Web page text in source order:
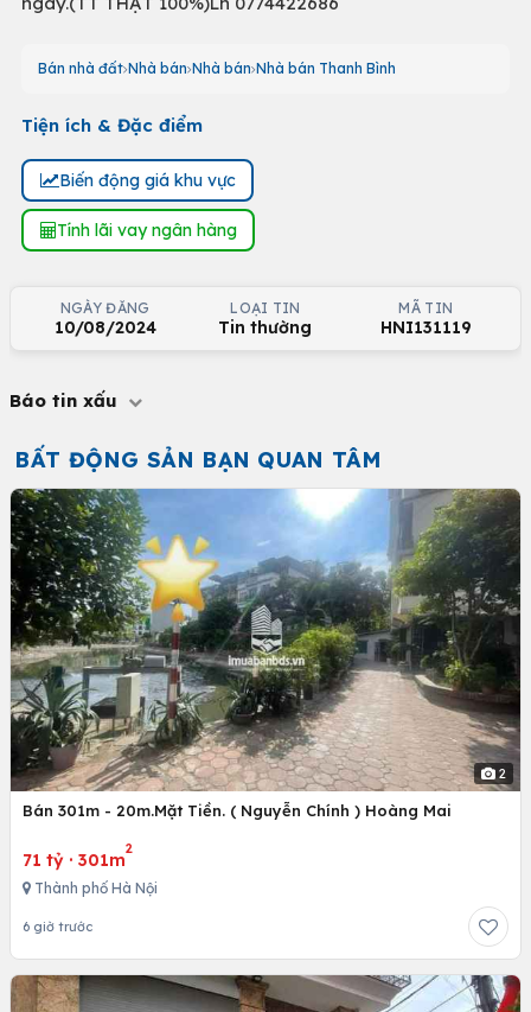
Bán nhà đất Nhà bán Nhà bán Nhà bán Thanh Bình
Tiện ích & Đặc điểm
Biến động giá khu vực
Tính lãi vay ngân hàng
NGÀY ĐĂNG
10/08/2024
LOẠI TIN
Tin thường
MÃ TIN
HNI131119
Báo tin xấu
BẤT ĐỘNG SẢN BẠN QUAN TÂM
2
Bán 301m - 20m.Mặt Tiền. ( Nguyễn Chính ) Hoàng Mai
71 tỷ · 301m
2
Thành phố Hà Nội
6 giờ trước